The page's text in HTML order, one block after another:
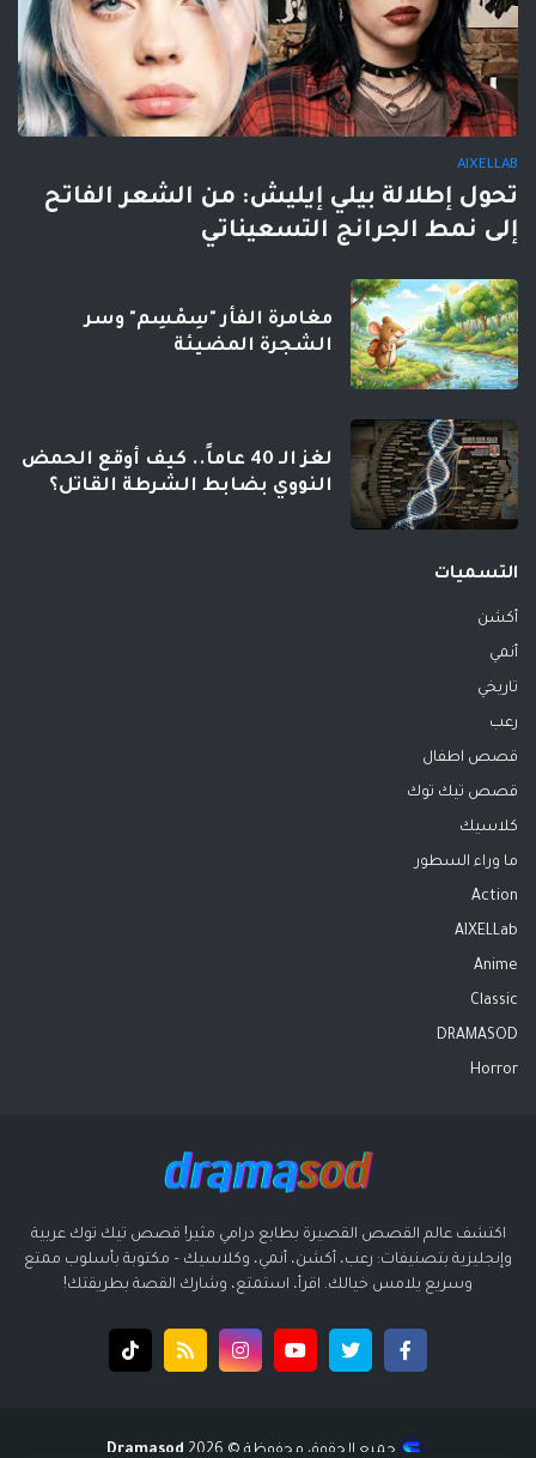
AIXELLAB
تحول إطلالة بيلي إيليش: من الشعر الفاتح
إلى نمط الجرانج التسعيناتي
مغامرة الفأر "سِمْسِم" وسر
الشجرة المضيئة
لغز الـ 40 عاماً.. كيف أوقع الحمض
النووي بضابط الشرطة القاتل؟
التسميات
أكشن
أنمي
تاريخي
رعب
قصص اطفال
قصص تيك توك
كلاسيك
ما وراء السطور
Action
AIXELLab
Anime
Classic
DRAMASOD
Horror
اكتشف عالم القصص القصيرة بطابع درامي مثير! قصص تيك توك عربية
وإنجليزية بتصنيفات: رعب، أكشن، أنمي، وكلاسيك – مكتوبة بأسلوب ممتع
وسريع يلامس خيالك. اقرأ، استمتع، وشارك القصة بطريقتك!
جميع الحقوق محفوظة ©️ 2026 Dramasod